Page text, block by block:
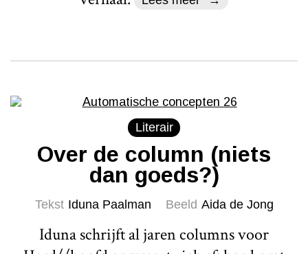
Literair
Over de column (niets
dan goeds?)
Tekst Iduna Paalman Beeld Aida de Jong
Iduna schrijft al jaren columns voor